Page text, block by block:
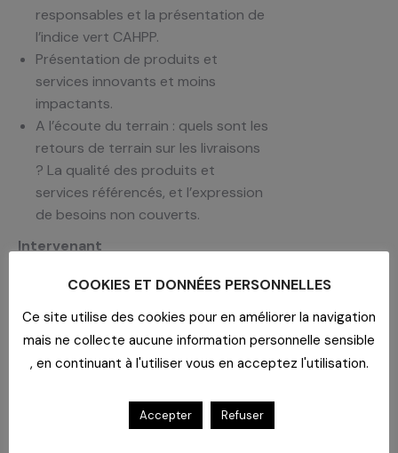
responsables et la présentation de
l’indice vert CAHPP.
Présentation de produits et
services innovants et moins
impactants.
A l’écoute du terrain : quels sont les
retours de terrain sur les livraisons
? La qualité des produits et
services référencés, et l’expression
de besoins non couverts.
Intervenant
Olivier Toma,, Fondateur de PRIMUM
PDG
COOKIES ET DONNÉES PERSONNELLES
Ce site utilise des cookies pour en améliorer la navigation
mais ne collecte aucune information personnelle sensible
, en continuant à l'utiliser vous en acceptez l'utilisation.
Accepter Refuser